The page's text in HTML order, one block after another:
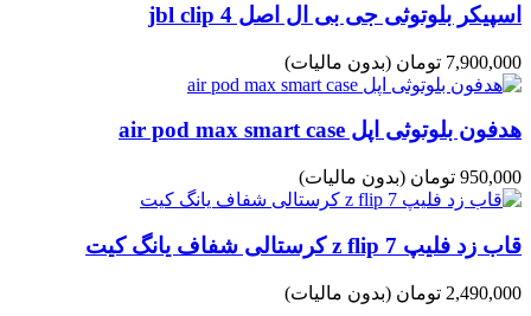
اسپیکر بلوتوثی جی بی ال اصل jbl clip 4
7,900,000 تومان (بدون مالیات)
هدفون بلوتوثی اپل air pod max smart case
950,000 تومان (بدون مالیات)
قاب زد فلیپ z flip 7 کرستالی شفاف یانگ کیت
2,490,000 تومان (بدون مالیات)